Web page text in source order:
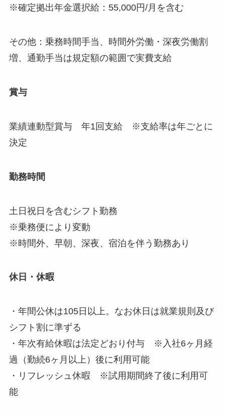
※確定拠出年金選択給：55,000円/月を含む
その他：乗務時間手当、時間外労働・深夜労働割
増、通勤手当は規定額の範囲で実費⽀給
賞与
業績連動型賞与 年1回支給 ※支給率は年ごとに
決定
勤務時間
土日祝日を含むシフト勤務
※乗務便により変動
※時間外、早朝、深夜、宿泊を伴う勤務あり
休日・休暇
・年間公休は105日以上。なお休日は就業規則及び
シフト割に準ずる
・年次有給休暇は法定どおり付与 ※入社6ヶ月経
過（勤続6ヶ月以上）後に利用可能
・リフレッシュ休暇 ※試用期間終了後に利用可
能